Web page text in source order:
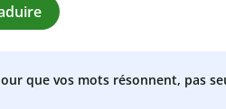
que vos mots résonnent, pas